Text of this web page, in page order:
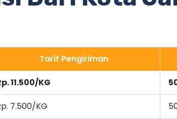
Tarif Pengiriman
11.500/KG
7.500/KG